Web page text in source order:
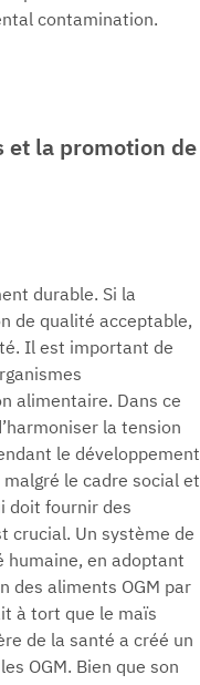
contamination.
et la promotion de
durable. Si la
de qualité acceptable,
Il est important de
alimentaire. Dans ce
la tension
le développement
malgré le cadre social et
doit fournir des
crucial. Un système de
humaine, en adoptant
des aliments OGM par
à tort que le maïs
de la santé a créé un
OGM. Bien que son